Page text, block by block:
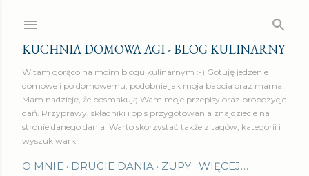
KUCHNIA DOMOWA AGI - BLOG KULINARNY
Witam gorąco na moim blogu kulinarnym :-) Gotuję jedzenie
domowe i po domowemu, podobnie jak moja babcia oraz mama.
Mam nadzieję, że posmakują Wam moje przepisy oraz propozycje
dań. Przyprawy, składniki i opis przygotowania znajdziecie na
stronie danego dania. Warto skorzystać także z tagów, kategorii i
wyszukiwarki.
O MNIE DRUGIE DANIA ZUPY WIĘCEJ…